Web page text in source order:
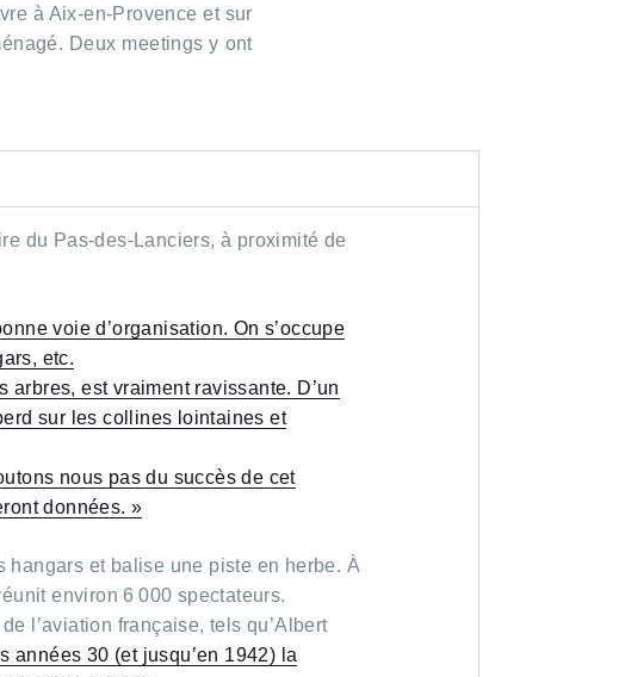
à Aix-en-Provence et sur
Deux meetings y ont
du Pas-des-Lanciers, à proximité de
voie d’organisation. On s’occupe
etc.
est vraiment ravissante. D’un
sur les collines lointaines et
nous pas du succès de cet
données. »
hangars et balise une piste en herbe. À
environ 6 000 spectateurs.
l’aviation française, tels qu’Albert
années 30 (et jusqu’en 1942) la